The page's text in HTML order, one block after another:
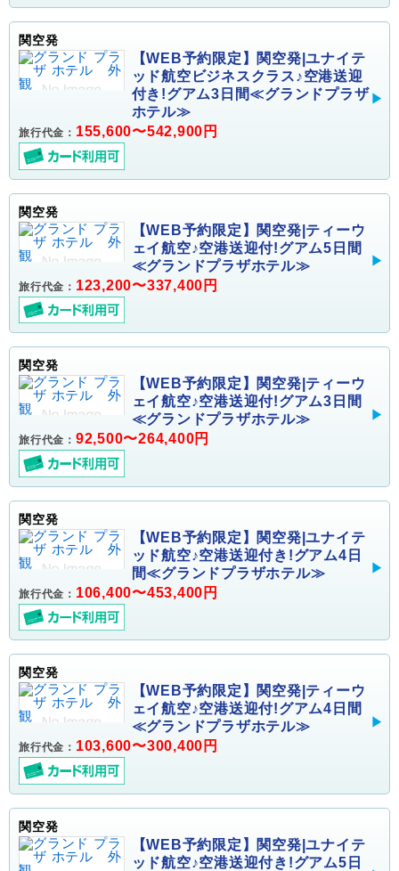
関空発
【WEB予約限定】関空発|ユナイテ
ッド航空ビジネスクラス♪空港送迎
付き!グアム3日間≪グランドプラザ
ホテル≫
旅行代金： 155,600〜542,900円
関空発
【WEB予約限定】関空発|ティーウ
ェイ航空♪空港送迎付!グアム5日間
≪グランドプラザホテル≫
旅行代金： 123,200〜337,400円
関空発
【WEB予約限定】関空発|ティーウ
ェイ航空♪空港送迎付!グアム3日間
≪グランドプラザホテル≫
旅行代金： 92,500〜264,400円
関空発
【WEB予約限定】関空発|ユナイテ
ッド航空♪空港送迎付き!グアム4日
間≪グランドプラザホテル≫
旅行代金： 106,400〜453,400円
関空発
【WEB予約限定】関空発|ティーウ
ェイ航空♪空港送迎付!グアム4日間
≪グランドプラザホテル≫
旅行代金： 103,600〜300,400円
関空発
【WEB予約限定】関空発|ユナイテ
ッド航空♪空港送迎付き!グアム5日